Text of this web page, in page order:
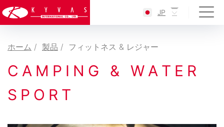
JP
ホーム 製品 フィットネス & レジャー
C A M P I N G & W A T E R
S P O R T